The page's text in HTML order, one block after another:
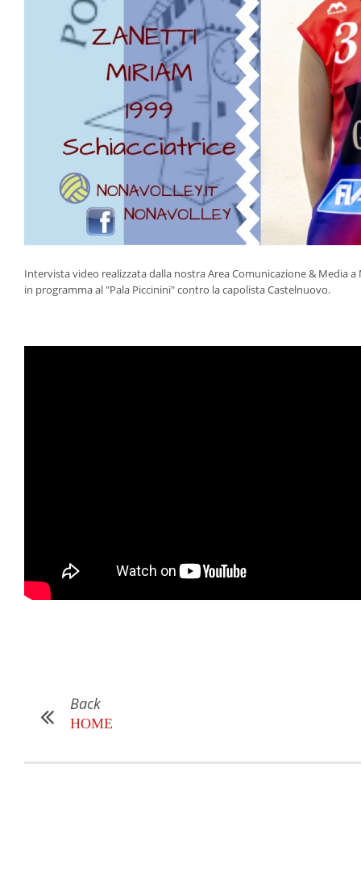
Intervista video realizzata dalla nostra Area Comunicazione & Media
in programma al "Pala Piccinini" contro la capolista Castelnuovo.
Back
HOME